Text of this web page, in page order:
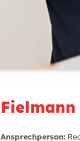
Fielmann
Ansprechperson: